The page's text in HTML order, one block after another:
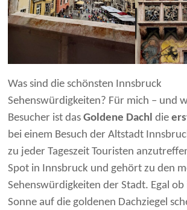
Was sind die schönsten Innsbruck
Sehenswürdigkeiten? Für mich – und
Besucher ist dasGoldene Dachl die
bei einem Besuch der Altstadt
zu jeder Tageszeit Touristen
Spot in Innsbruck und gehört zu den
Sehenswürdigkeiten der Stadt. Egal
Sonne auf die goldenen Dachziegel